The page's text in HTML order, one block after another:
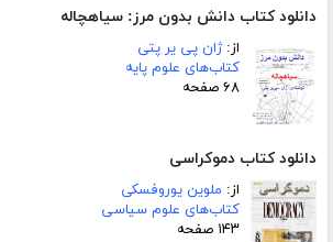
دانلود کتاب دانش بدون مرز: سیاهچاله
از:ژان پی یر پتی
کتاب‌های علوم پایه
۶۸ صفحه
دانلود کتاب دموکراسی
از: ملوین یوروفسکی
کتاب‌های علوم سیاسی
۱۴۳ صفحه